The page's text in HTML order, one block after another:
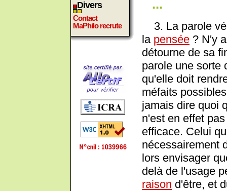
Divers
Contact
MaPhilo recrute
...
3. La parole
la pensée ? N'y
détourne de sa
parole une sorte
qu'elle doit
méfaits
jamais dire quoi
n'est en effet
efficace. Celui
nécessairement
lors envisager
delà de l'usage
raison d'être, et